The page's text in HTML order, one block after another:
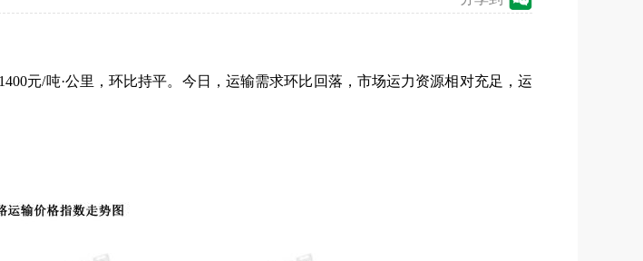
元/吨·公里，环比持平。今日，运输需求环比回落，市场运力资源相对充足，运